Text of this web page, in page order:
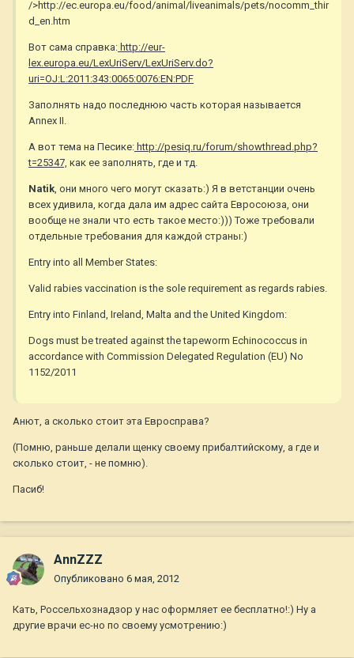
/>http://ec.europa.eu/food/animal/liveanimals/pets/nocomm_thir
d_en.htm
Вот сама справка: http://eur-
lex.europa.eu/LexUriServ/LexUriServ.do?
uri=OJ:L:2011:343:0065:0076:EN:PDF
Заполнять надо последнюю часть которая называется
Annex II.
А вот тема на Песике: http://pesiq.ru/forum/showthread.php?
t=25347, как ее заполнять, где и тд.
Natik, они много чего могут сказать:) Я в ветстанции очень
всех удивила, когда дала им адрес сайта Евросоюза, они
вообще не знали что есть такое место:))) Тоже требовали
отдельные требования для каждой страны:)
Entry into all Member States:
Valid rabies vaccination is the sole requirement as regards rabies.
Entry into Finland, Ireland, Malta and the United Kingdom:
Dogs must be treated against the tapeworm Echinococcus in
accordance with Commission Delegated Regulation (EU) No
1152/2011
Анют, а сколько стоит эта Евросправа?
(Помню, раньше делали щенку своему прибалтийскому, а где и
сколько стоит, - не помню).
Пасиб!
AnnZZZ
Опубликовано 6 мая, 2012
Кать, Россельхознадзор у нас оформляет ее бесплатно!:) Ну а
другие врачи ес-но по своему усмотрению:)